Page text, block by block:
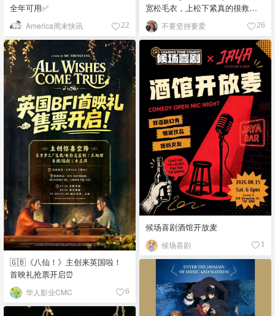
全年可用✅
America周末快讯 22
宽松毛衣，上松下紧真的很救比
例
不要坚持要爱 26
🇬🇧《八仙！》主创来英国啦！
首映礼抢票开启⏰
华人影业CMC 6
候场喜剧酒馆开放麦
候场喜剧 1